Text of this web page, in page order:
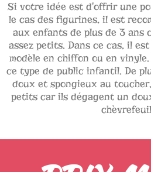
Si votre idée est d'offrir une
le cas des figurines, il est
aux enfants de plus de 3 ans
assez petits. Dans ce cas, il
modèle en chiffon ou en
ce type de public infantil. De
doux et spongieux au
petits car ils dégagent un